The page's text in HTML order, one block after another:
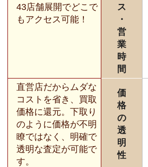
43店舗展開でどこで
もアクセス可能！
ス
・
営
業
時
間
直営店だからムダな
コストを省き、買取
価格に還元。下取り
のように価格が不明
瞭ではなく、明確で
透明な査定が可能で
す。
価
格
の
透
明
性